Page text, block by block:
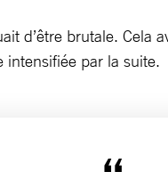
d’être brutale. Cela
intensifiée par la suite.